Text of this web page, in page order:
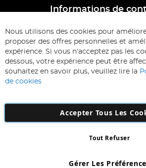
Informations de
ABONNEZ-VOUS &
Inscription
à
d’information
:
Inscription
Number: 863029607
Nous utilisons des cookies pour
proposer des offres personnelles et
expérience. Si vous n'acceptez pas les
dessous, votre expérience peut être
souhaitez en savoir plus, veuillez lire la
de cookies
Accepter Tous Les
Gérer Les
Tout Refuser